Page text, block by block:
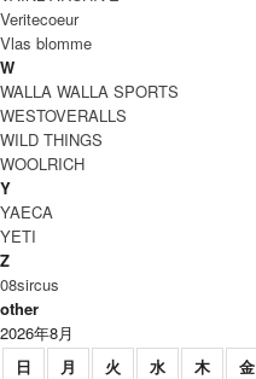
Veritecoeur
Vlas blomme
W
WALLA WALLA SPORTS
WESTOVERALLS
WILD THINGS
WOOLRICH
Y
YAECA
YETI
Z
08sircus
other
2026年8月
日
月 火 水 木 金